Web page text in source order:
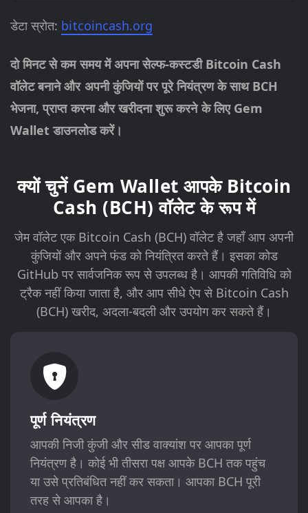
डेटा स्रोत: bitcoincash.org
दो मिनट से कम समय में अपना सेल्फ-कस्टडी Bitcoin Cash
वॉलेट बनाने और अपनी कुंजियों पर पूरे नियंत्रण के साथ BCH
भेजना, प्राप्त करना और खरीदना शुरू करने के लिए Gem
Wallet डाउनलोड करें।
क्यों चुनें Gem Wallet आपके Bitcoin
Cash (BCH) वॉलेट के रूप में
जेम वॉलेट एक Bitcoin Cash (BCH) वॉलेट है जहाँ आप अपनी
कुंजियों और अपने फंड को नियंत्रित करते हैं। इसका कोड
GitHub पर सार्वजनिक रूप से उपलब्ध है। आपकी गतिविधि को
ट्रैक नहीं किया जाता है, और आप सीधे ऐप से Bitcoin Cash
(BCH) खरीद, अदला-बदली और उपयोग कर सकते हैं।
पूर्ण नियंत्रण
आपकी निजी कुंजी और सीड वाक्यांश पर आपका पूर्ण
नियंत्रण है। कोई भी तीसरा पक्ष आपके BCH तक पहुंच
या उसे प्रतिबंधित नहीं कर सकता। आपका BCH पूरी
तरह से आपका है।